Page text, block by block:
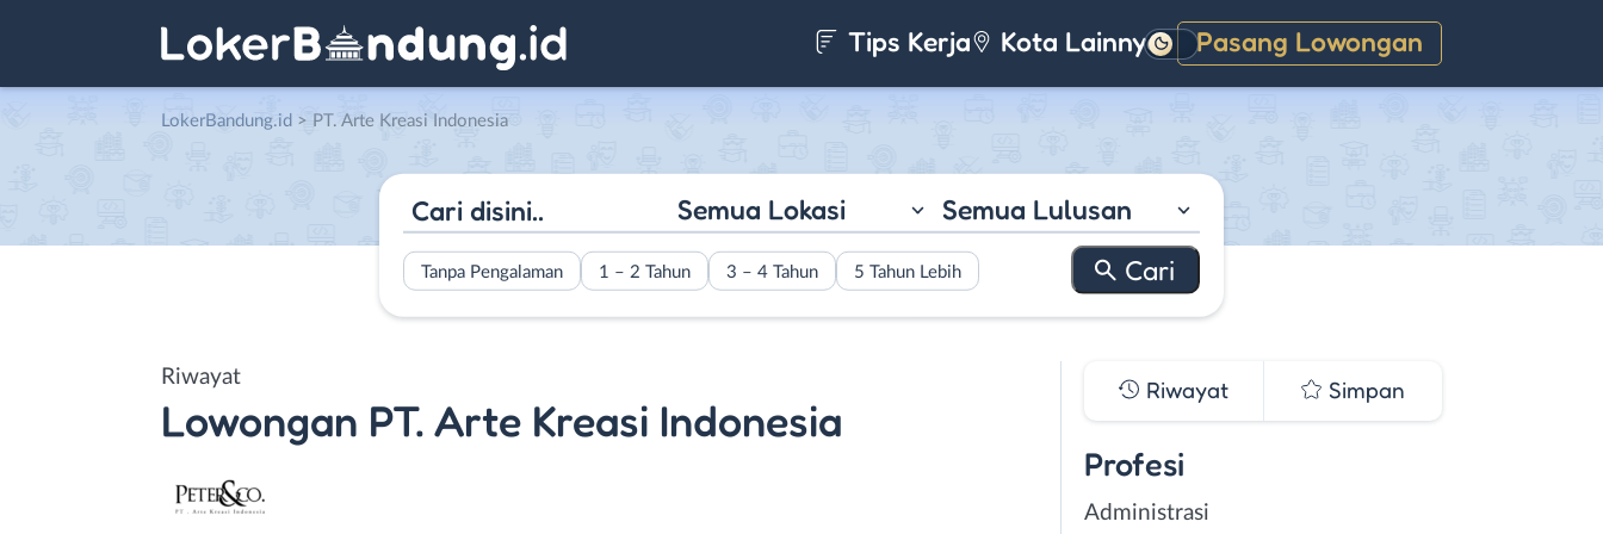
Tips Kerja Kota Lainnya Pasang Lowongan
Gelap
LokerBandung.id > PT. Arte Kreasi Indonesia
Semua Lokasi Semua Lulusan
Tanpa Pengalaman 1 – 2 Tahun 3 – 4 Tahun 5 Tahun Lebih
Riwayat
Lowongan PT. Arte Kreasi Indonesia
Riwayat Simpan
Profesi
Administrasi